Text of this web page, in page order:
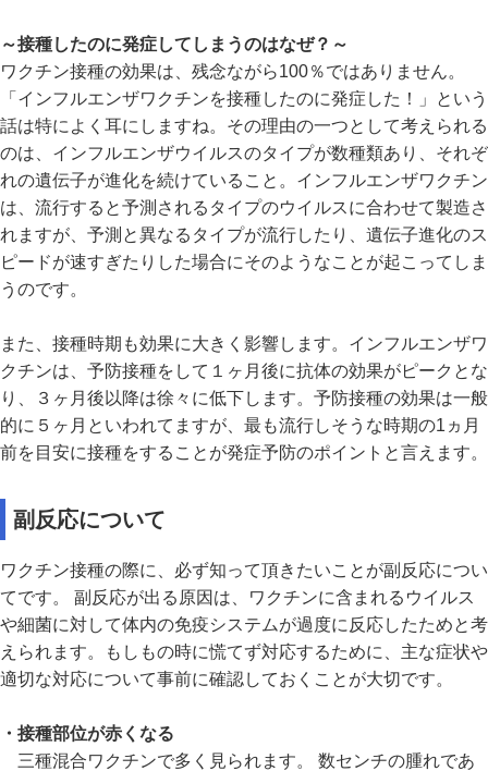
～接種したのに発症してしまうのはなぜ？～
ワクチン接種の効果は、残念ながら100％ではありません。
「インフルエンザワクチンを接種したのに発症した！」という
話は特によく耳にしますね。その理由の一つとして考えられる
のは、インフルエンザウイルスのタイプが数種類あり、それぞ
れの遺伝子が進化を続けていること。インフルエンザワクチン
は、流行すると予測されるタイプのウイルスに合わせて製造さ
れますが、予測と異なるタイプが流行したり、遺伝子進化のス
ピードが速すぎたりした場合にそのようなことが起こってしま
うのです。
また、接種時期も効果に大きく影響します。インフルエンザワ
クチンは、予防接種をして１ヶ月後に抗体の効果がピークとな
り、３ヶ月後以降は徐々に低下します。予防接種の効果は一般
的に５ヶ月といわれてますが、最も流行しそうな時期の1ヵ月
前を目安に接種をすることが発症予防のポイントと言えます。
副反応について
ワクチン接種の際に、必ず知って頂きたいことが副反応につい
てです。 副反応が出る原因は、ワクチンに含まれるウイルス
や細菌に対して体内の免疫システムが過度に反応したためと考
えられます。もしもの時に慌てず対応するために、主な症状や
適切な対応について事前に確認しておくことが大切です。
・接種部位が赤くなる
三種混合ワクチンで多く見られます。 数センチの腫れであ